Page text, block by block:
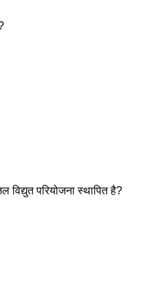
परियोजना स्थापित है?